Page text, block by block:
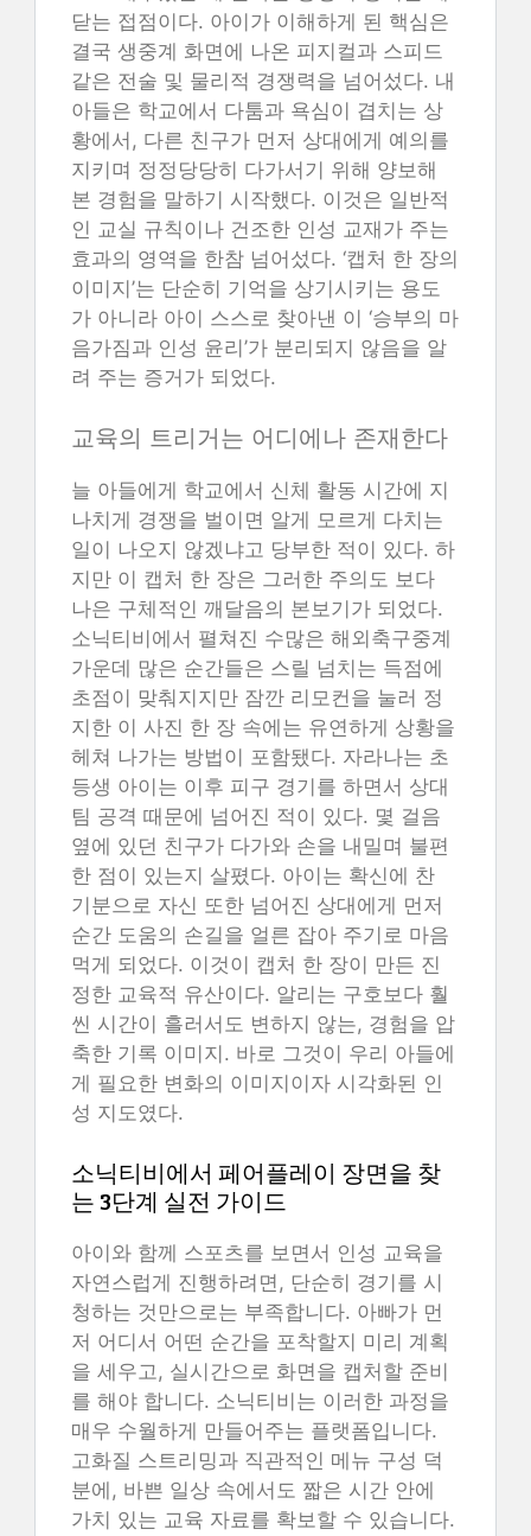
닫는 접점이다. 아이가 이해하게 된 핵심은
결국 생중계 화면에 나온 피지컬과 스피드
같은 전술 및 물리적 경쟁력을 넘어섰다. 내
아들은 학교에서 다툼과 욕심이 겹치는 상
황에서, 다른 친구가 먼저 상대에게 예의를
지키며 정정당당히 다가서기 위해 양보해
본 경험을 말하기 시작했다. 이것은 일반적
인 교실 규칙이나 건조한 인성 교재가 주는
효과의 영역을 한참 넘어섰다. ‘캡처 한 장의
이미지’는 단순히 기억을 상기시키는 용도
가 아니라 아이 스스로 찾아낸 이 ‘승부의 마
음가짐과 인성 윤리’가 분리되지 않음을 알
려 주는 증거가 되었다.
교육의 트리거는 어디에나 존재한다
늘 아들에게 학교에서 신체 활동 시간에 지
나치게 경쟁을 벌이면 알게 모르게 다치는
일이 나오지 않겠냐고 당부한 적이 있다. 하
지만 이 캡처 한 장은 그러한 주의도 보다
나은 구체적인 깨달음의 본보기가 되었다.
소닉티비에서 펼쳐진 수많은 해외축구중계
가운데 많은 순간들은 스릴 넘치는 득점에
초점이 맞춰지지만 잠깐 리모컨을 눌러 정
지한 이 사진 한 장 속에는 유연하게 상황을
헤쳐 나가는 방법이 포함됐다. 자라나는 초
등생 아이는 이후 피구 경기를 하면서 상대
팀 공격 때문에 넘어진 적이 있다. 몇 걸음
옆에 있던 친구가 다가와 손을 내밀며 불편
한 점이 있는지 살폈다. 아이는 확신에 찬
기분으로 자신 또한 넘어진 상대에게 먼저
순간 도움의 손길을 얼른 잡아 주기로 마음
먹게 되었다. 이것이 캡처 한 장이 만든 진
정한 교육적 유산이다. 알리는 구호보다 훨
씬 시간이 흘러서도 변하지 않는, 경험을 압
축한 기록 이미지. 바로 그것이 우리 아들에
게 필요한 변화의 이미지이자 시각화된 인
성 지도였다.
소닉티비에서 페어플레이 장면을 찾
는 3단계 실전 가이드
아이와 함께 스포츠를 보면서 인성 교육을
자연스럽게 진행하려면, 단순히 경기를 시
청하는 것만으로는 부족합니다. 아빠가 먼
저 어디서 어떤 순간을 포착할지 미리 계획
을 세우고, 실시간으로 화면을 캡처할 준비
를 해야 합니다. 소닉티비는 이러한 과정을
매우 수월하게 만들어주는 플랫폼입니다.
고화질 스트리밍과 직관적인 메뉴 구성 덕
분에, 바쁜 일상 속에서도 짧은 시간 안에
가치 있는 교육 자료를 확보할 수 있습니다.